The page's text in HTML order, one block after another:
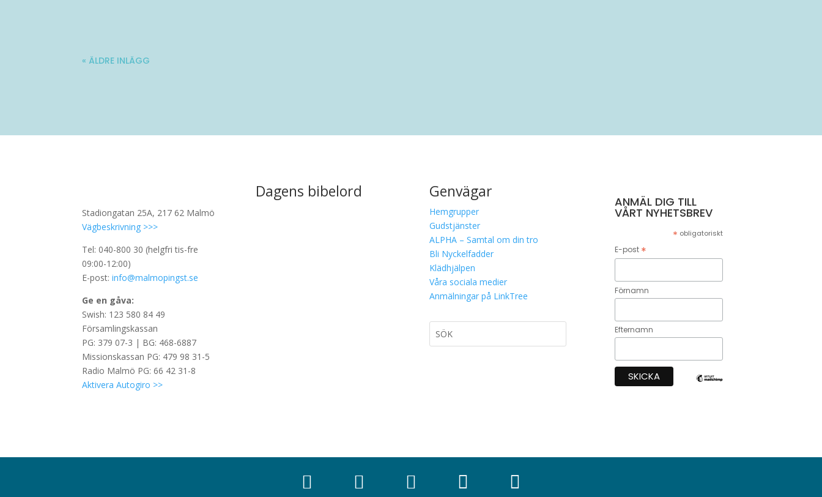
« ÄLDRE INLÄGG
Stadiongatan 25A, 217 62 Malmö
Vägbeskrivning >>>
Tel: 040-800 30 (helgfri tis-fre
09:00-12:00)
E-post:info@malmopingst.se
Ge en gåva:
Swish: 123 580 84 49
Församlingskassan
PG: 379 07-3 | BG: 468-6887
Missionskassan PG: 479 98 31-5
Radio Malmö PG: 66 42 31-8
Aktivera Autogiro >>
Dagens bibelord Genvägar
Hemgrupper
Gudstjänster
ALPHA – Samtal om din tro
Bli Nyckelfadder
Klädhjälpen
Våra sociala medier
Anmälningar på LinkTree
ANMÄL DIG TILL
VÅRT NYHETSBREV
* obligatoriskt
E-post *
Förnamn
Efternamn
    